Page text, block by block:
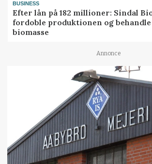
BUSINESS
Efter lån på 182 millioner: Sindal
fordoble produktionen og
biomasse
Annonce